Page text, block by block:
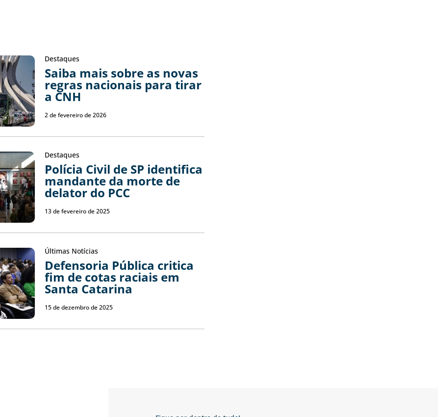
Destaques
Saiba mais sobre as novas
regras nacionais para tirar
a CNH
2 de fevereiro de 2026
Destaques
Polícia Civil de SP identifica
mandante da morte de
delator do PCC
13 de fevereiro de 2025
Últimas Notícias
Defensoria Pública critica
fim de cotas raciais em
Santa Catarina
15 de dezembro de 2025